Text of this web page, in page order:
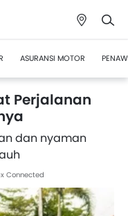
ASURANSI MOTOR
Perjalanan
dan nyaman
Connected